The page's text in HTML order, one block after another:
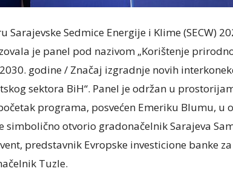
Sarajevske Sedmice Energije i Klime (SECW)
je panel pod nazivom „Korištenje
godine / Značaj izgradnje novih
sektora BiH“. Panel je održan u
programa, posvećen Emeriku Blumu, u
simbolično otvorio gradonačelnik Sarajeva
predstavnik Evropske investicione banke
Tuzle.